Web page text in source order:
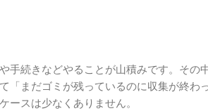
手続きなどやることが山積みです。その
「まだゴミが残っているのに収集が終わ
ースは少なくありません。